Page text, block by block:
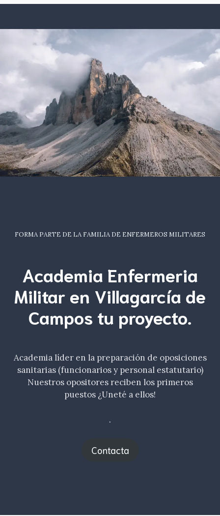
FORMA PARTE DE LA FAMILIA DE ENFERMEROS MILITARES
Academia Enfermeria
Militar en Villagarcía de
Campos tu proyecto.
Academia líder en la preparación de oposiciones
sanitarias (funcionarios y personal estatutario)
Nuestros opositores reciben los primeros
puestos ¿Uneté a ellos!
.
Contacta